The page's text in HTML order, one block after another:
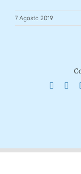
7 Agosto 2019